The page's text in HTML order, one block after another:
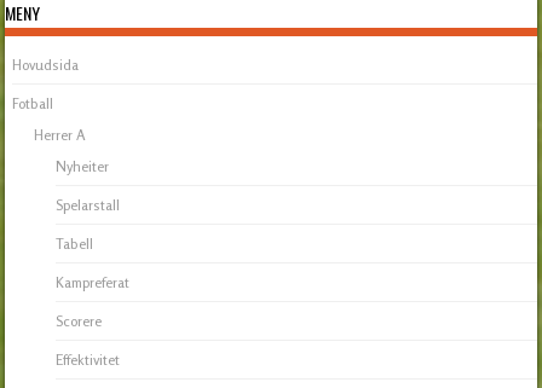
MENY
Hovudsida
Fotball
Herrer A
Nyheiter
Spelarstall
Tabell
Kampreferat
Scorere
Effektivitet